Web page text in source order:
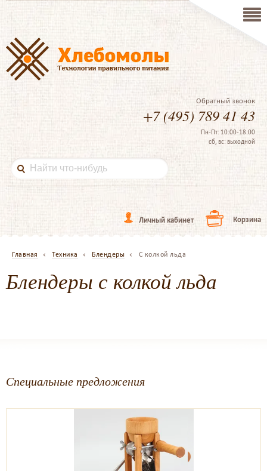
Обратный звонок
+7 (495) 789 41 43
Пн-Пт: 10:00-18:00
сб, вс: выходной
Личный кабинет Корзина
Главная Техника Блендеры С колкой льда
Блендеры с колкой льда
Специальные предложения